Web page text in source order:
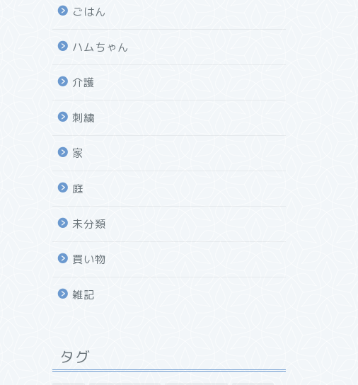
ごはん
ハムちゃん
介護
刺繍
家
庭
未分類
買い物
雑記
タグ